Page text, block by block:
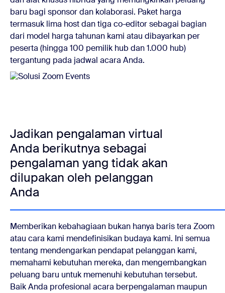
baru bagi sponsor dan kolaborasi. Paket harga
termasuk lima host dan tiga co-editor sebagai bagian
dari model harga tahunan kami atau dibayarkan per
peserta (hingga 100 pemilik hub dan 1.000 hub)
tergantung pada jadwal acara Anda.
Jadikan pengalaman virtual
Anda berikutnya sebagai
pengalaman yang tidak akan
dilupakan oleh pelanggan
Anda
Memberikan kebahagiaan bukan hanya baris tera Zoom
atau cara kami mendefinisikan budaya kami. Ini semua
tentang mendengarkan pendapat pelanggan kami,
memahami kebutuhan mereka, dan mengembangkan
peluang baru untuk memenuhi kebutuhan tersebut.
Baik Anda profesional acara berpengalaman maupun